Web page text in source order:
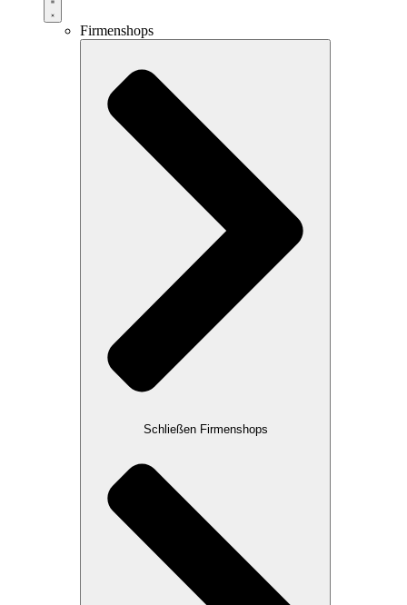
Firmenshops
Schließen Firmenshops